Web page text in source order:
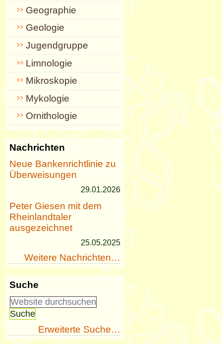
Geographie
Geologie
Jugendgruppe
Limnologie
Mikroskopie
Mykologie
Ornithologie
Nachrichten
Neue Bankenrichtlinie zu
Überweisungen
29.01.2026
Peter Giesen mit dem
Rheinlandtaler
ausgezeichnet
25.05.2025
Weitere Nachrichten…
Suche
Erweiterte Suche…